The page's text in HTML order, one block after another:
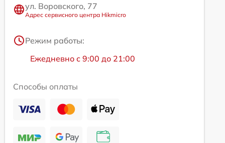
ул. Воровского, 77
Адрес сервисного центра Hikmicro
Режим работы:
Ежедневно с 9:00 до 21:00
Способы оплаты